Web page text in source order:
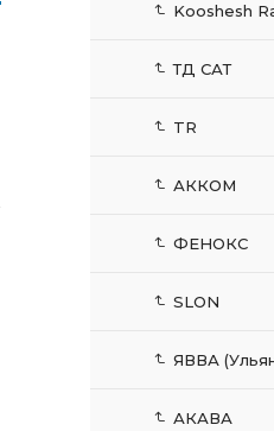
Kooshesh
ТД САТ
TR
АККОМ
ФЕНОКС
SLON
ЯВВА
АКАВА